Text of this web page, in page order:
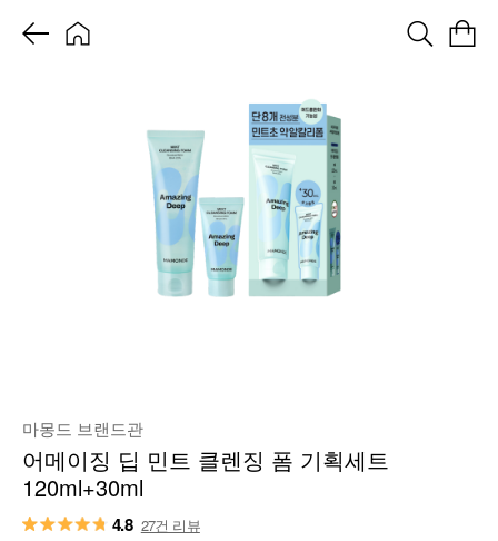
마몽드 브랜드관
어메이징 딥 민트 클렌징 폼 기획세트
120ml+30ml
4.8 27건 리뷰